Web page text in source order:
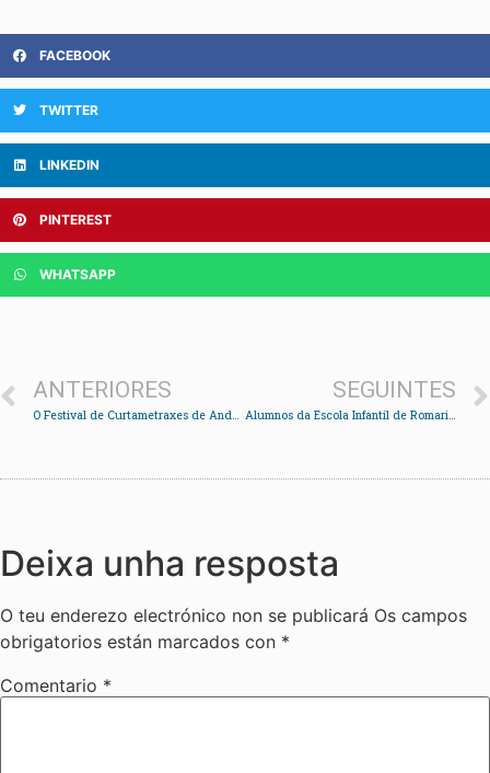
FACEBOOK
TWITTER
LINKEDIN
PINTEREST
WHATSAPP
ANTERIORES SEGUINTES
Deixa unha resposta
O teu enderezo electrónico non se publicará Os campos
obrigatorios están marcados con *
Comentario *